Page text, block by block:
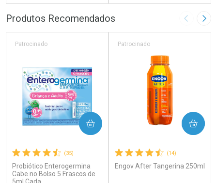
FECHAR
Laboratório
Ativar Desconto
FECHAR
Por Menos Laboratório
Ativar Desconto
Por Menos
Produtos Recomendados Imagem
(35)
Probiótico Enterogermina
Cabe no Bolso 5 Frascos de
Patrocinado
COMPRAR
(14)
Engov After Tangerina 250ml
Patrocinado
COMPRAR